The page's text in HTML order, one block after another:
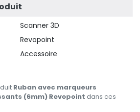
Scanner 3D
Revopoint
Accessoire
Ruban avec marqueurs
(6mm) Revopoint dans ces